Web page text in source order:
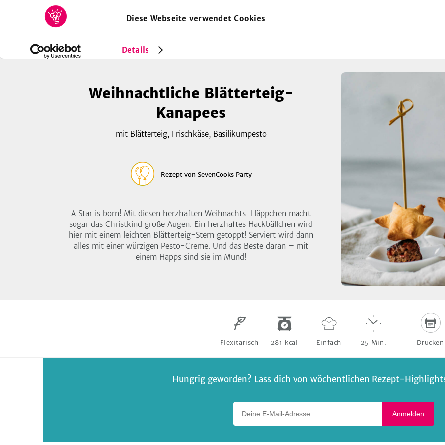
Diese Webseite verwendet Cookies
Details
REZEPTE SAMMLUNGEN MAGAZIN
Rezepte Weihnachtliche Blätterteig-Kanapees
3
Weihnachtliche Blätterteig-
Kanapees
mit Blätterteig, Frischkäse, Basilikumpesto
Rezept von SevenCooks Party
A Star is born! Mit diesen herzhaften Weihnachts-Häppchen macht
sogar das Christkind große Augen. Ein herzhaftes Hackbällchen wird
hier mit einem leichten Blätterteig-Stern getoppt! Serviert wird dann
alles mit einer würzigen Pesto-Creme. Und das Beste daran – mit
einem Happs sind sie im Mund!
Flexitarisch 281 kcal Einfach 25 Min. Drucken
Hungrig geworden? Lass dich von wöchentlichen Rezept-
Anmelden